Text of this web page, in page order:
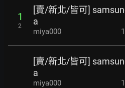
1
2
[賣/新北/皆可]
a
miya000
[賣/新北/皆可]
a
miya000